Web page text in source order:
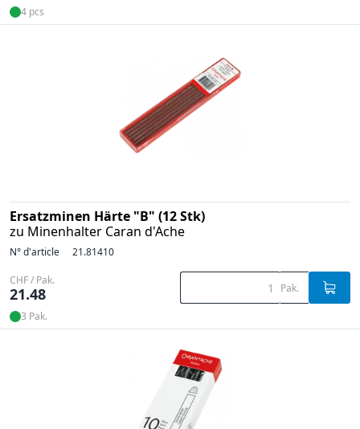
4 pcs
Ersatzminen Härte "B" (12 Stk)
zu Minenhalter Caran d'Ache
N° d'article 21.81410
CHF / Pak.
21.48 Pak.
3 Pak.